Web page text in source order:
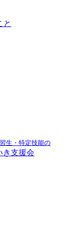
と
生・特定技能の
き支援会